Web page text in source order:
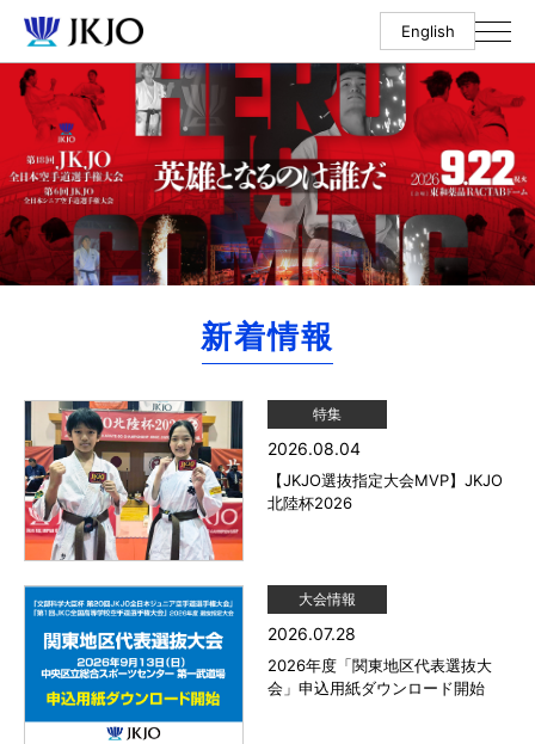
English
新着情報
特集
2026.08.04
【JKJO選抜指定大会MVP】JKJO
北陸杯2026
大会情報
2026.07.28
2026年度「関東地区代表選抜大
会」申込用紙ダウンロード開始